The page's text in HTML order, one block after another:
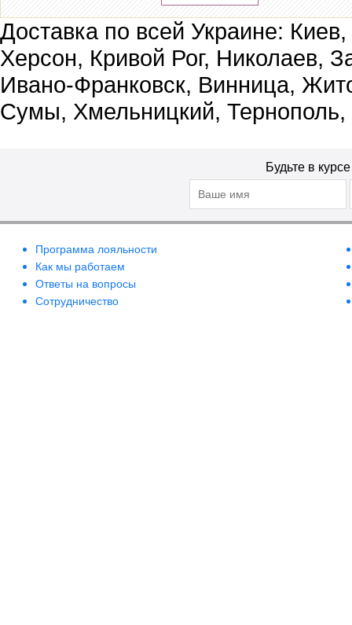
Доставка по всей Украине:
Херсон, Кривой Рог, Николаев,
Ивано-Франковск, Винница,
Сумы, Хмельницкий, Тернополь,
Будьте в
Программа лояльности
Как мы работаем
Ответы на вопросы
Сотрудничество